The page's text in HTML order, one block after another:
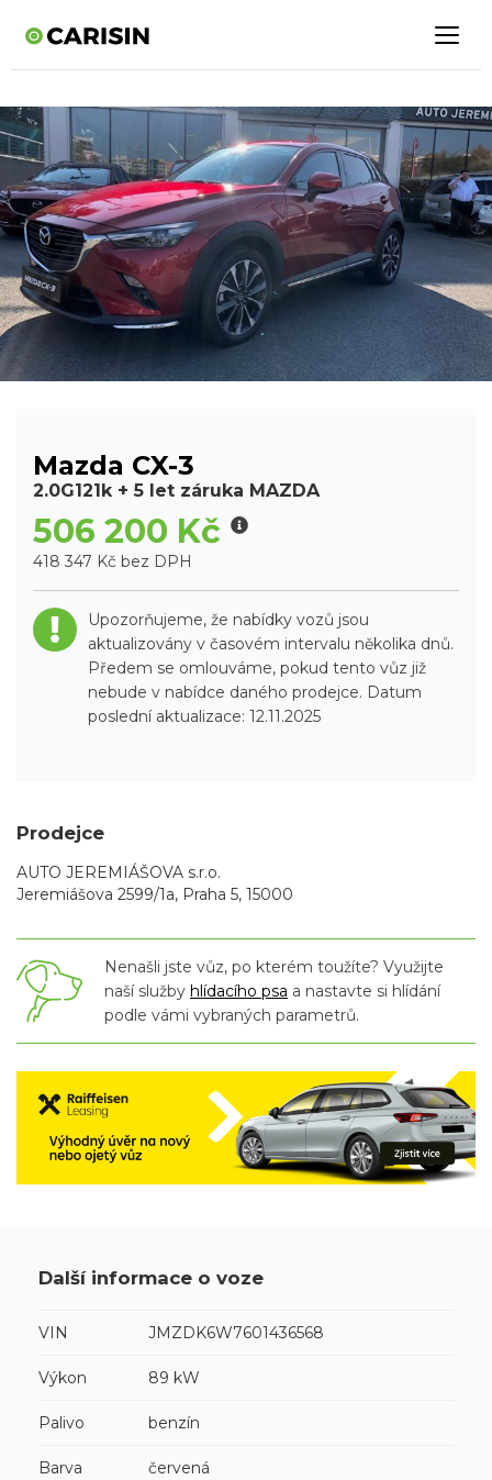
Mazda CX-3
2.0G121k + 5 let záruka MAZDA
506 200 Kč
418 347 Kč bez DPH
Upozorňujeme, že nabídky vozů jsou
aktualizovány v časovém intervalu několika dnů.
Předem se omlouváme, pokud tento vůz již
nebude v nabídce daného prodejce. Datum
poslední aktualizace: 12.11.2025
Prodejce
AUTO JEREMIÁŠOVA s.r.o.
Jeremiášova 2599/1a, Praha 5, 15000
Nenašli jste vůz, po kterém toužíte? Využijte
naší služby hlídacího psa a nastavte si hlídání
podle vámi vybraných parametrů.
Další informace o voze
VIN JMZDK6W7601436568
Výkon 89 kW
Palivo benzín
Barva červená